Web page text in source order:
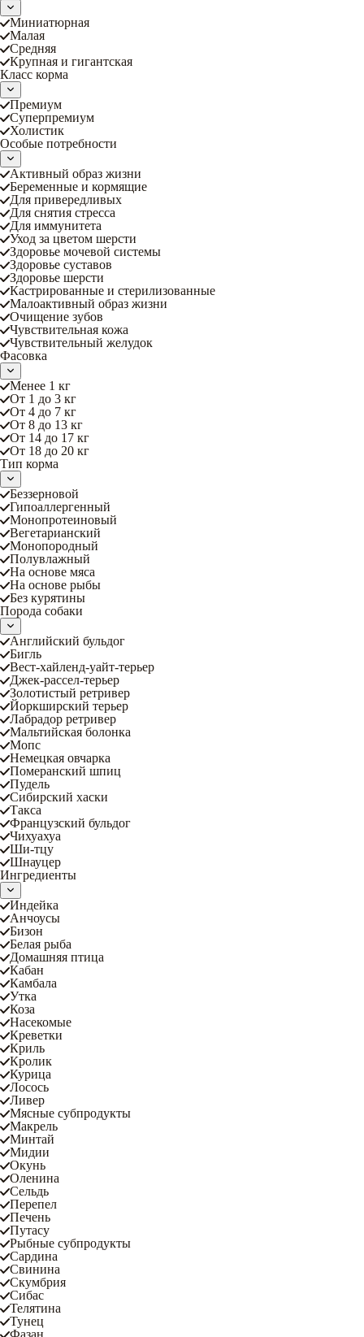
Миниатюрная
Малая
Средняя
Крупная и гигантская
Класс корма
Премиум
Суперпремиум
Холистик
Особые потребности
Активный образ жизни
Беременные и кормящие
Для привередливых
Для снятия стресса
Для иммунитета
Уход за цветом шерсти
Здоровье мочевой системы
Здоровье суставов
Здоровье шерсти
Кастрированные и стерилизованные
Малоактивный образ жизни
Очищение зубов
Чувствительная кожа
Чувствительный желудок
Фасовка
Менее 1 кг
От 1 до 3 кг
От 4 до 7 кг
От 8 до 13 кг
От 14 до 17 кг
От 18 до 20 кг
Тип корма
Беззерновой
Гипоаллергенный
Монопротеиновый
Вегетарианский
Монопородный
Полувлажный
На основе мяса
На основе рыбы
Без курятины
Порода собаки
Английский бульдог
Бигль
Вест-хайленд-уайт-терьер
Джек-рассел-терьер
Золотистый ретривер
Йоркширский терьер
Лабрадор ретривер
Мальтийская болонка
Мопс
Немецкая овчарка
Померанский шпиц
Пудель
Сибирский хаски
Такса
Французский бульдог
Чихуахуа
Ши-тцу
Шнауцер
Ингредиенты
Индейка
Анчоусы
Бизон
Белая рыба
Домашняя птица
Кабан
Камбала
Утка
Коза
Насекомые
Креветки
Криль
Кролик
Курица
Лосось
Ливер
Мясные субпродукты
Макрель
Минтай
Мидии
Окунь
Оленина
Сельдь
Перепел
Печень
Путасу
Рыбные субпродукты
Сардина
Свинина
Скумбрия
Сибас
Телятина
Тунец
Фазан